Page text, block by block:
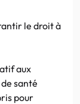
le droit à
aux
santé
pour